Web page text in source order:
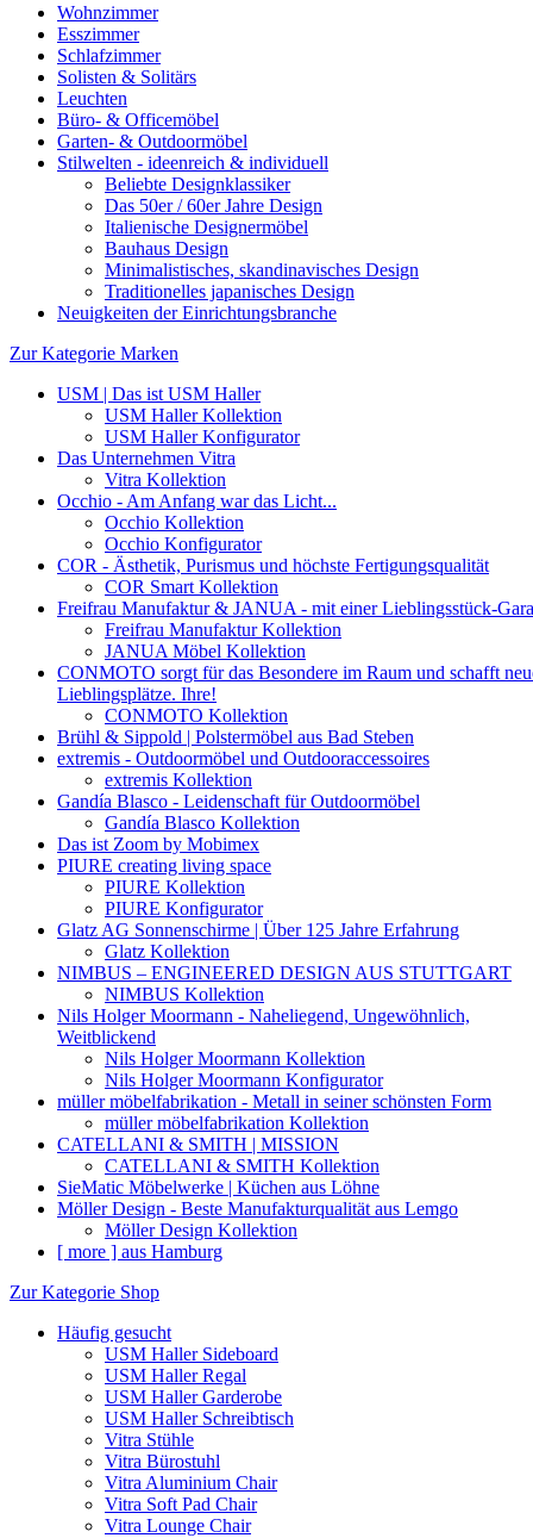
Wohnzimmer
Esszimmer
Schlafzimmer
Solisten & Solitärs
Leuchten
Büro- & Officemöbel
Garten- & Outdoormöbel
Stilwelten - ideenreich & individuell
Beliebte Designklassiker
Das 50er / 60er Jahre Design
Italienische Designermöbel
Bauhaus Design
Minimalistisches, skandinavisches Design
Traditionelles japanisches Design
Neuigkeiten der Einrichtungsbranche
Zur Kategorie Marken
USM | Das ist USM Haller
USM Haller Kollektion
USM Haller Konfigurator
Das Unternehmen Vitra
Vitra Kollektion
Occhio - Am Anfang war das Licht...
Occhio Kollektion
Occhio Konfigurator
COR - Ästhetik, Purismus und höchste Fertigungsqualität
COR Smart Kollektion
Freifrau Manufaktur & JANUA - mit einer Lieblingsstück-
Freifrau Manufaktur Kollektion
JANUA Möbel Kollektion
CONMOTO sorgt für das Besondere im Raum und schafft
Lieblingsplätze. Ihre!
CONMOTO Kollektion
Brühl & Sippold | Polstermöbel aus Bad Steben
extremis - Outdoormöbel und Outdooraccessoires
extremis Kollektion
Gandía Blasco - Leidenschaft für Outdoormöbel
Gandía Blasco Kollektion
Das ist Zoom by Mobimex
PIURE creating living space
PIURE Kollektion
PIURE Konfigurator
Glatz AG Sonnenschirme | Über 125 Jahre Erfahrung
Glatz Kollektion
NIMBUS – ENGINEERED DESIGN AUS STUTTGART
NIMBUS Kollektion
Nils Holger Moormann - Naheliegend, Ungewöhnlich,
Weitblickend
Nils Holger Moormann Kollektion
Nils Holger Moormann Konfigurator
müller möbelfabrikation - Metall in seiner schönsten Form
müller möbelfabrikation Kollektion
CATELLANI & SMITH | MISSION
CATELLANI & SMITH Kollektion
SieMatic Möbelwerke | Küchen aus Löhne
Möller Design - Beste Manufakturqualität aus Lemgo
Möller Design Kollektion
[ more ] aus Hamburg
Zur Kategorie Shop
Häufig gesucht
USM Haller Sideboard
USM Haller Regal
USM Haller Garderobe
USM Haller Schreibtisch
Vitra Stühle
Vitra Bürostuhl
Vitra Aluminium Chair
Vitra Soft Pad Chair
Vitra Lounge Chair